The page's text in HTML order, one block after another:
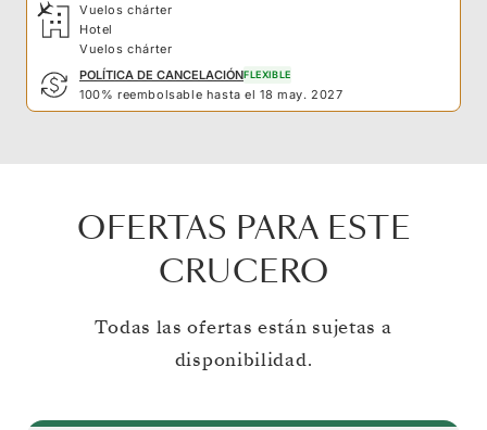
Vuelos chárter
Hotel
Vuelos chárter
POLÍTICA DE CANCELACIÓNFLEXIBLE
100% reembolsable hasta el 18 may. 2027
OFERTAS PARA ESTE
CRUCERO
Todas las ofertas están sujetas a
disponibilidad.